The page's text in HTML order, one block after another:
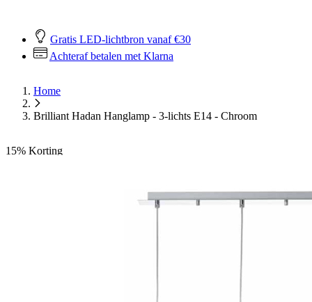
Gratis LED-lichtbron vanaf €30
Achteraf betalen met Klarna
Home
Brilliant Hadan Hanglamp - 3-lichts E14 - Chroom
15% Korting